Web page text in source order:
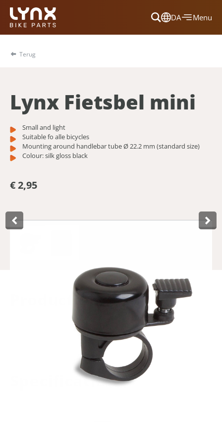
DA
Dansk
Nederlands
Menu
Terug
Lynx Fietsbel mini
Small and light
Suitable fo alle bicycles
Mounting around handlebar tube Ø 22.2 mm (standard size)
Colour: silk gloss black
€ 2,95
Product­omschrijving
Universal black mini bell from LYNX. Small (3.5 cm) and
light (30 gr) and easy to use. This bell is suitable for all
bicycles. Mounting around handlebar tube Ø 22.2 mm
(standard size). It will be delivered on a neat hang card.
Specificaties